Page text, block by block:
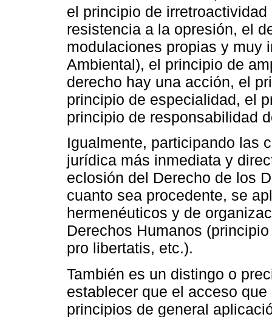
el principio de
resistencia a la opresión, el
modulaciones propias y muy
Ambiental), el principio de
derecho hay una acción, el
principio de especialidad, el
principio de responsabilidad
Igualmente, participando las
jurídica más inmediata y
eclosión del Derecho de los
cuanto sea procedente, se
hermenéuticos y de
Derechos Humanos
pro libertatis, etc.).
También es un distingo o
establecer que el acceso
principios de general